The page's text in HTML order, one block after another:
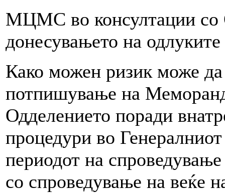
МЦМС во консултации со
донесувањето на
Како можен ризик може да
потпишување на
Одделението поради
процедури во
периодот на
со спроведување на веќе